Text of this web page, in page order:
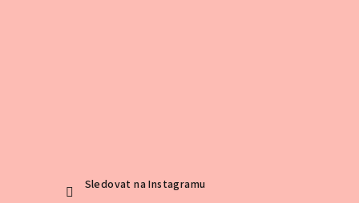
Sledovat na Instagramu